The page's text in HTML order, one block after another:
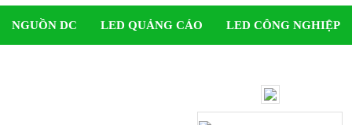
NGUỒN DC LED QUẢNG CÁO LED CÔNG NGHIỆP